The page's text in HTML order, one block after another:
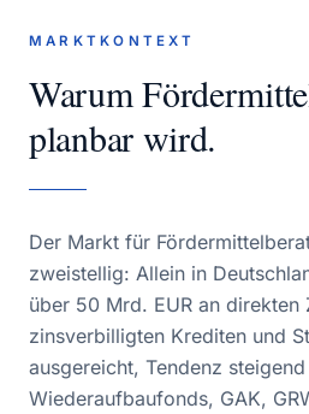
MARKTKONTEXT
Warum
planbar wird.
Der Markt für
zweistellig: Allein in
über 50 Mrd. EUR an direkten
zinsverbilligten Krediten und
ausgereicht, Tendenz
Wiederaufbaufonds, GAK,